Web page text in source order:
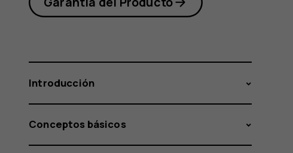
Introducción
Conceptos básicos